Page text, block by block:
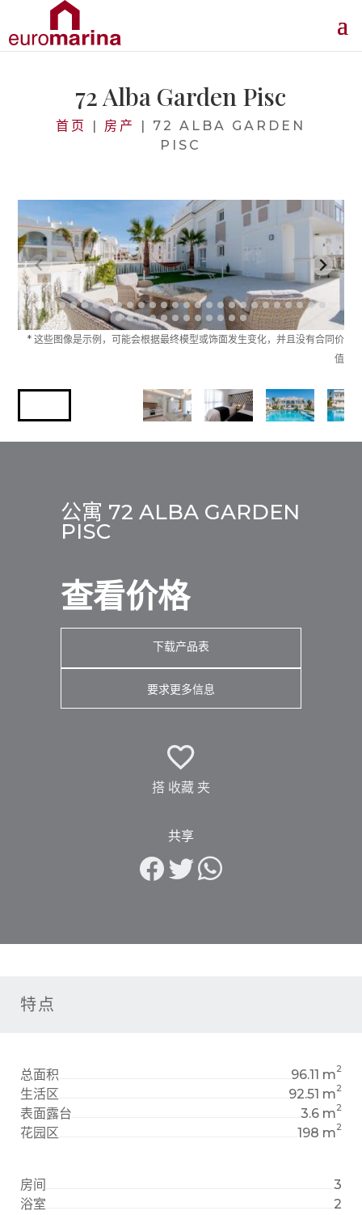
72 Alba Garden Pisc
首页 | 房产 | 72 ALBA GARDEN
PISC
* 这些图像是示例，可能会根据最终模型或饰面发生变化，并且没有合同价
值
特点
总面积 96.11 m2
生活区 92.51 m2
表面露台 3.6 m2
花园区 198 m2
房间
3
浴室
2
公寓 72 ALBA GARDEN
PISC
查看价格
下载产品表
要求更多信息
搭 收藏 夹
共享